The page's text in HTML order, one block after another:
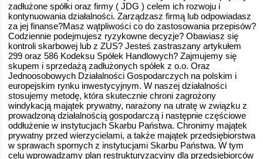
zadłużone spółki oraz firmy ( JDG ) celem ich rozwoju i
kontynuowania działalności. Zarządzasz firmą lub odpowiadasz
za jej finanse?Masz wątpliwości co do zastosowania przepisów?
Codziennie podejmujesz ryzykowne decyzje? Obawiasz się
kontroli skarbowej lub z ZUS? Jesteś zastraszany artykułem
299 oraz 586 Kodeksu Spółek Handlowych? Zajmujemy się
skupem i sprzedażą zadłużonych spółek z o.o. Oraz
Jednoosobowych Działalności Gospodarczych na polskim i
europejskim rynku inwestycyjnym. W naszej działalności
stosujemy metodę, która skutecznie chroni zagrożony
windykacją majątek prywatny, narażony na utratę w związku z
prowadzoną działalnością gospodarczą i następnie częściowe
oddłużenie w instytucjach Skarbu Państwa. Chronimy majątek
prywatny przed wierzycielami, a także majątek przedsiębiorstwa
w sprawach spornych z instytucjami Skarbu Państwa. W tym
celu wprowadzamy plan restrukturyzacyjny dla przedsiębiorców